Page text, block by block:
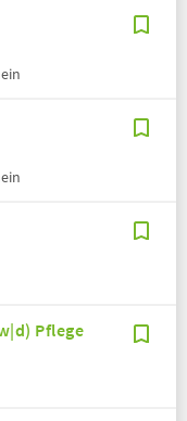
Pflege